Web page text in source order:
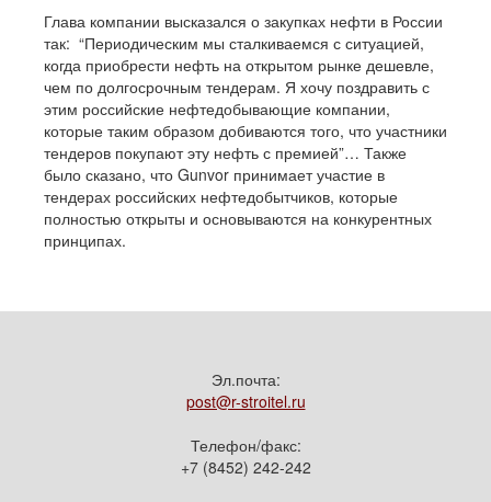
Глава компании высказался о закупках нефти в России
так: “Периодическим мы сталкиваемся с ситуацией,
когда приобрести нефть на открытом рынке дешевле,
чем по долгосрочным тендерам. Я хочу поздравить с
этим российские нефтедобывающие компании,
которые таким образом добиваются того, что участники
тендеров покупают эту нефть с премией”… Также
было сказано, что Gunvor принимает участие в
тендерах российских нефтедобытчиков, которые
полностью открыты и основываются на конкурентных
принципах.
Эл.почта:
post@r-stroitel.ru
Телефон/факс:
+7 (8452) 242-242